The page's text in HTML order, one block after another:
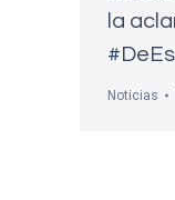
la
Noticias